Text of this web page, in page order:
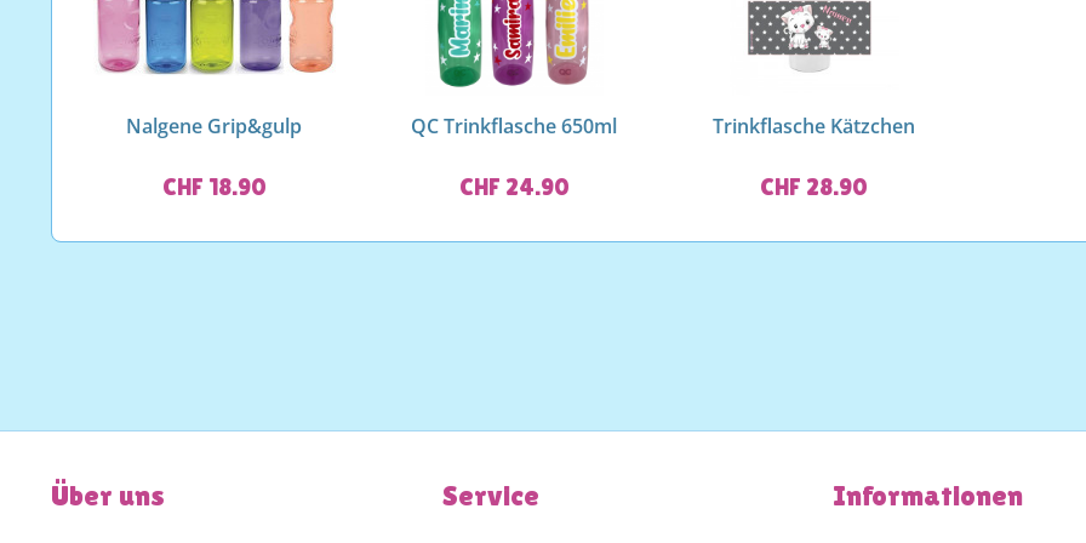
Nalgene Grip&gulp
CHF 18.90
QC Trinkflasche 650ml
CHF 24.90
Trinkflasche Kätzchen
CHF 28.90
Über uns Service Informationen